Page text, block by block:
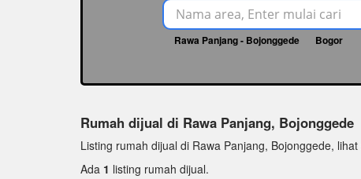
Rawa Panjang - Bojonggede Bogor
Rumah dijual di Rawa Panjang, Bojonggede
Listing rumah dijual di Rawa Panjang, Bojonggede,
Ada 1 listing rumah dijual.